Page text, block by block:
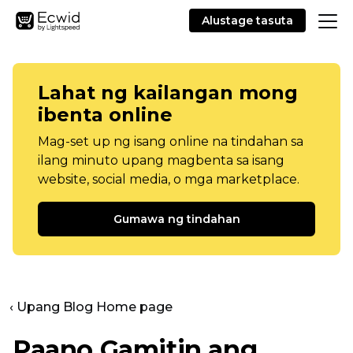
Alustage tasuta
Lahat ng kailangan mong
ibenta online
Mag-set up ng isang online na tindahan sa
ilang minuto upang magbenta sa isang
website, social media, o mga marketplace.
Gumawa ng tindahan
‹ Upang Blog Home page